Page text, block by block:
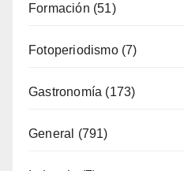
Formación (51)
Fotoperiodismo(7)
Gastronomía (173)
General (791)